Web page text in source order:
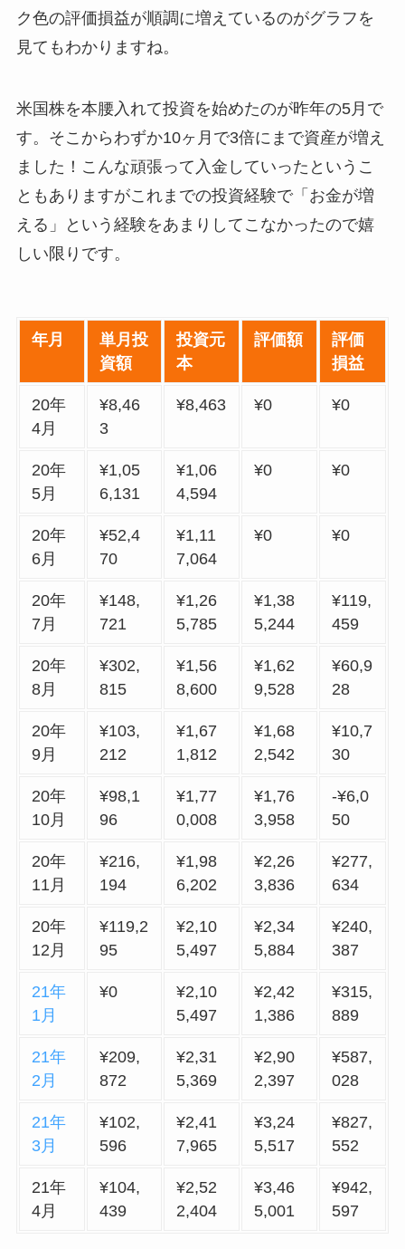
ク色の評価損益が順調に増えているのがグラフを
見てもわかりますね。
米国株を本腰入れて投資を始めたのが昨年の5月で
す。そこからわずか10ヶ月で3倍にまで資産が増え
ました！こんな頑張って入金していったというこ
ともありますがこれまでの投資経験で「お金が増
える」という経験をあまりしてこなかったので嬉
しい限りです。
年月
単月投
資額
投資元
本
評価額
評価
損益
20年
4月
¥8,46
3
¥8,463 ¥0 ¥0
20年
5月
¥1,05
6,131
¥1,06
4,594
¥0 ¥0
20年
6月
¥52,4
70
¥1,11
7,064
¥0 ¥0
20年
7月
¥148,
721
¥1,26
5,785
¥1,38
5,244
¥119,
459
20年
8月
¥302,
815
¥1,56
8,600
¥1,62
9,528
¥60,9
28
20年
9月
¥103,
212
¥1,67
1,812
¥1,68
2,542
¥10,7
30
20年
10月
¥98,1
96
¥1,77
0,008
¥1,76
3,958
-¥6,0
50
20年
11月
¥216,
194
¥1,98
6,202
¥2,26
3,836
¥277,
634
20年
12月
¥119,2
95
¥2,10
5,497
¥2,34
5,884
¥240,
387
21年
1月
¥0
¥2,10
5,497
¥2,42
1,386
¥315,
889
21年
2月
¥209,
872
¥2,31
5,369
¥2,90
2,397
¥587,
028
21年
3月
¥102,
596
¥2,41
7,965
¥3,24
5,517
¥827,
552
21年
4月
¥104,
439
¥2,52
2,404
¥3,46
5,001
¥942,
597